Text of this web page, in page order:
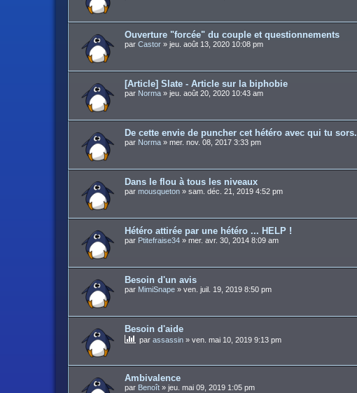
Ouverture "forcée" du couple et questionnements
par Castor » jeu. août 13, 2020 10:08 pm
[Article] Slate - Article sur la biphobie
par Norma » jeu. août 20, 2020 10:43 am
De cette envie de puncher cet hétéro avec qui tu sors.
par Norma » mer. nov. 08, 2017 3:33 pm
Dans le flou à tous les niveaux
par mousqueton » sam. déc. 21, 2019 4:52 pm
Hétéro attirée par une hétéro ... HELP !
par Ptitefraise34 » mer. avr. 30, 2014 8:09 am
Besoin d'un avis
par MimiSnape » ven. juil. 19, 2019 8:50 pm
Besoin d'aide
par assassin » ven. mai 10, 2019 9:13 pm
Ambivalence
par Benoît » jeu. mai 09, 2019 1:05 pm